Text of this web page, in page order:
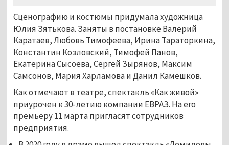
Сценографию и костюмы придумала художница
Юлия Зятькова. Заняты в постановке Валерий
Каратаев, Любовь Тимофеева, Ирина Тараторкина,
Константин Козловский, Тимофей Панов,
Екатерина Сысоева, Сергей Зырянов, Максим
Самсонов, Мария Харламова и Данил Камешков.
Как отмечают в театре, спектакль «Как живой»
приурочен к 30-летию компании ЕВРАЗ. На его
премьеру 11 марта пригласят сотрудников
предприятия.